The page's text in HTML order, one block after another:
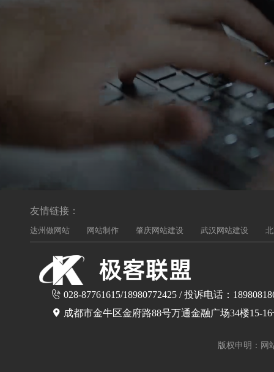
友情链接：
达州做网站 网站制作 肇庆网站建设 武汉网站建设
028-87761615/18980772425 / 投诉电话：
成都市金牛区金府路88号万通金融广场34楼15-
版权申明：网